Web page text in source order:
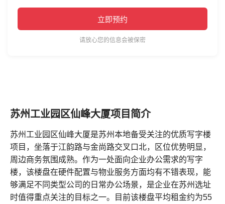
立即预约
请放心您的信息会被保密
苏州工业园区仙峰大厦项目简介
苏州工业园区仙峰大厦是苏州本地备受关注的优质写字楼
项目，坐落于江韵路与金尚路交叉口北，区位优势明显，
周边商务氛围成熟。作为一处面向企业办公需求的写字
楼，该楼盘在硬件配置与物业服务方面均有不错表现，能
够满足不同类型公司的日常办公场景，是企业在苏州选址
时值得重点关注的目标之一。目前该楼盘平均租金约为55